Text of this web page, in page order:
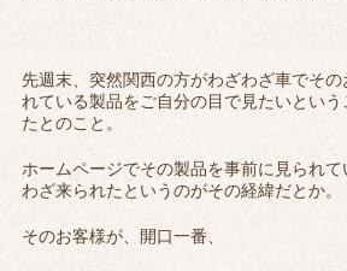
先週末、突然関西の方がわざわざ車でその
れている製品をご自分の目で見たいとい
たとのこと。
ホームページでその製品を事前に見られ
わざ来られたというのがその経緯だとか。
そのお客様が、開口一番、